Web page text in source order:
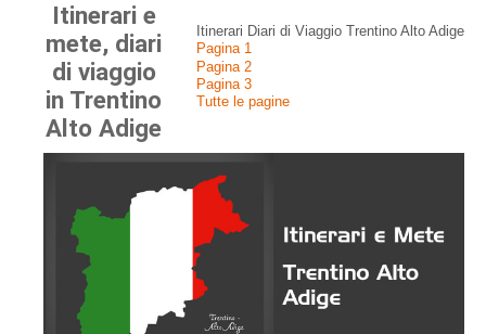
Itinerari Diari di Viaggio Trentino Alto Adige
Pagina 1
Pagina 2
Pagina 3
Tutte le pagine
Itinerari e
mete, diari
di viaggio
in Trentino
Alto Adige